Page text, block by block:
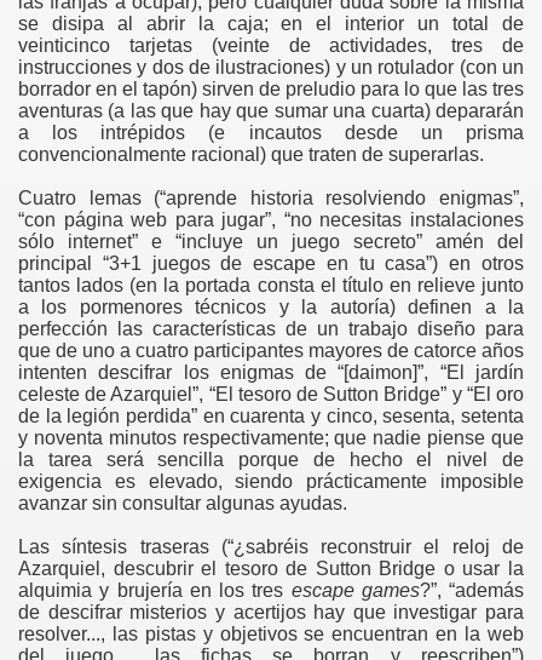
se disipa al abrir la caja; en el interior un total de
veinticinco tarjetas (veinte de actividades, tres de
instrucciones y dos de ilustraciones) y un rotulador (con un
borrador en el tapón) sirven de preludio para lo que las tres
aventuras (a las que hay que sumar una cuarta) depararán
a los intrépidos (e incautos desde un prisma
convencionalmente racional) que traten de superarlas.
Cuatro lemas (“aprende historia resolviendo enigmas”,
“con página web para jugar”, “no necesitas instalaciones
sólo internet” e “incluye un juego secreto” amén del
principal “3+1 juegos de escape en tu casa”) en otros
tantos lados (en la portada consta el título en relieve junto
a los pormenores técnicos y la autoría) definen a la
perfección las características de un trabajo diseño para
que de uno a cuatro participantes mayores de catorce años
intenten descifrar los enigmas de “[daimon]”, “El jardín
celeste de Azarquiel”, “El tesoro de Sutton Bridge” y “El oro
de la legión perdida” en cuarenta y cinco, sesenta, setenta
y noventa minutos respectivamente; que nadie piense que
la tarea será sencilla porque de hecho el nivel de
exigencia es elevado, siendo prácticamente imposible
avanzar sin consultar algunas ayudas.
Las síntesis traseras (“¿sabréis reconstruir el reloj de
Azarquiel, descubrir el tesoro de Sutton Bridge o usar la
alquimia y brujería en los tres escape games?”, “además
de descifrar misterios y acertijos hay que investigar para
resolver..., las pistas y objetivos se encuentran en la web
del juego..., las fichas se borran y reescriben”)